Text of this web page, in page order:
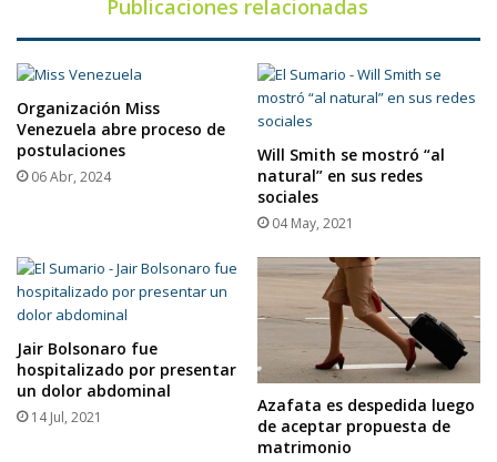
Publicaciones relacionadas
Organización Miss
Venezuela abre proceso de
postulaciones
06 Abr, 2024
Will Smith se mostró “al
natural” en sus redes
sociales
04 May, 2021
Jair Bolsonaro fue
hospitalizado por presentar
un dolor abdominal
14 Jul, 2021
Azafata es despedida luego
de aceptar propuesta de
matrimonio